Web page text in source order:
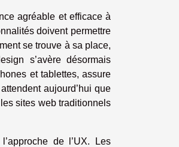
agréable et efficace à
doivent permettre
se trouve à sa place,
s’avère désormais
et tablettes, assure
aujourd’hui que
sites web traditionnels
de l’UX. Les